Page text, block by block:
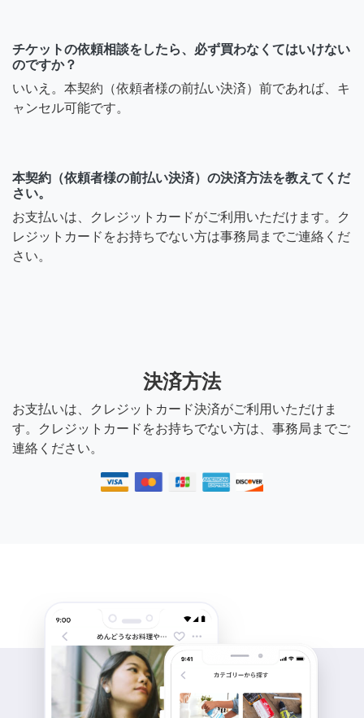
チケットの依頼相談をしたら、必ず買わなくてはいけない
のですか？
いいえ。本契約（依頼者様の前払い決済）前であれば、キ
ャンセル可能です。
本契約（依頼者様の前払い決済）の決済方法を教えてくだ
さい。
お支払いは、クレジットカードがご利用いただけます。ク
レジットカードをお持ちでない方は事務局までご連絡くだ
さい。
決済方法
お支払いは、クレジットカード決済がご利用いただけま
す。クレジットカードをお持ちでない方は、事務局までご
連絡ください。